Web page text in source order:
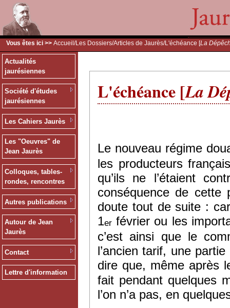
Vous êtes ici >> Accueil /Les Dossiers/Articles de Jaurès/L'échéance [La
Actualités
jaurésiennes
Société d'études
jaurésiennes
Les Cahiers Jaurès
Les "Oeuvres" de
Jean Jaurès
Colloques, tables-
rondes, rencontres
Autres publications
Autour de Jean
Jaurès
Contact
Lettre d'information
L'échéance [La
Le nouveau régime
les producteurs
qu’ils ne l’étaient
conséquence de
doute tout de suite :
1er février ou les
c’est ainsi que le
l’ancien tarif, une
dire que, même après
fait pendant quelques
l’on n’a pas, en